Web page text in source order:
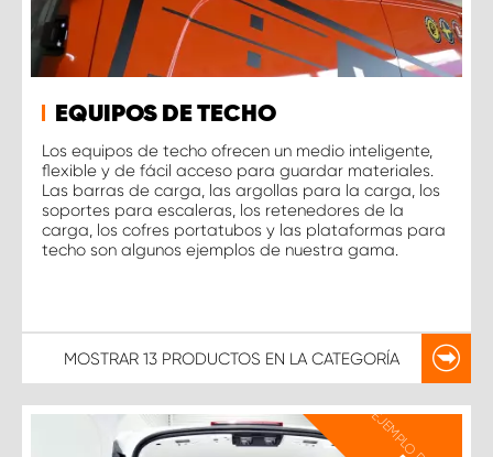
EQUIPOS DE TECHO
Los equipos de techo ofrecen un medio inteligente,
flexible y de fácil acceso para guardar materiales.
Las barras de carga, las argollas para la carga, los
soportes para escaleras, los retenedores de la
carga, los cofres portatubos y las plataformas para
techo son algunos ejemplos de nuestra gama.
MOSTRAR 13 PRODUCTOS EN LA CATEGORÍA